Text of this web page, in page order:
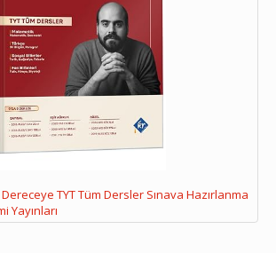
TYT Tüm Dersler Sınava Hazırlanma
Yayınları